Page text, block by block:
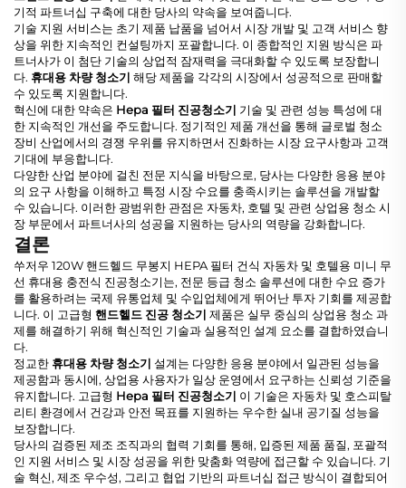
기적 파트너십 구축에 대한 당사의 약속을 보여줍니다.
기술 지원 서비스는 초기 제품 납품을 넘어서 시장 개발 및 고객 서비스 향
상을 위한 지속적인 컨설팅까지 포괄합니다. 이 종합적인 지원 방식은 파
트너사가 이 첨단 기술의 상업적 잠재력을 극대화할 수 있도록 보장합니
다. 휴대용 차량 청소기 해당 제품을 각각의 시장에서 성공적으로 판매할
수 있도록 지원합니다.
혁신에 대한 약속은 Hepa 필터 진공청소기 기술 및 관련 성능 특성에 대
한 지속적인 개선을 주도합니다. 정기적인 제품 개선을 통해 글로벌 청소
장비 산업에서의 경쟁 우위를 유지하면서 진화하는 시장 요구사항과 고객
기대에 부응합니다.
다양한 산업 분야에 걸친 전문 지식을 바탕으로, 당사는 다양한 응용 분야
의 요구 사항을 이해하고 특정 시장 수요를 충족시키는 솔루션을 개발할
수 있습니다. 이러한 광범위한 관점은 자동차, 호텔 및 관련 상업용 청소 시
장 부문에서 파트너사의 성공을 지원하는 당사의 역량을 강화합니다.
결론
쑤저우 120W 핸드헬드 무봉지 HEPA 필터 건식 자동차 및 호텔용 미니 무
선 휴대용 충전식 진공청소기는, 전문 등급 청소 솔루션에 대한 수요 증가
를 활용하려는 국제 유통업체 및 수입업체에게 뛰어난 투자 기회를 제공합
니다. 이 고급형 핸드헬드 진공 청소기 제품은 실무 중심의 상업용 청소 과
제를 해결하기 위해 혁신적인 기술과 실용적인 설계 요소를 결합하였습니
다.
정교한 휴대용 차량 청소기 설계는 다양한 응용 분야에서 일관된 성능을
제공함과 동시에, 상업용 사용자가 일상 운영에서 요구하는 신뢰성 기준을
유지합니다. 고급형 Hepa 필터 진공청소기 이 기술은 자동차 및 호스피탈
리티 환경에서 건강과 안전 목표를 지원하는 우수한 실내 공기질 성능을
보장합니다.
당사의 검증된 제조 조직과의 협력 기회를 통해, 입증된 제품 품질, 포괄적
인 지원 서비스 및 시장 성공을 위한 맞춤화 역량에 접근할 수 있습니다. 기
술 혁신, 제조 우수성, 그리고 협업 기반의 파트너십 접근 방식이 결합되어